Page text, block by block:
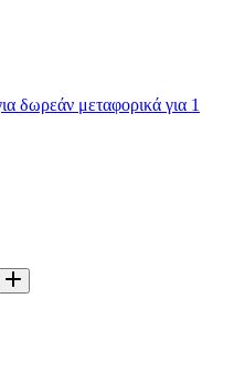
δωρεάν μεταφορικά για 1